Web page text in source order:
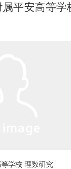
属平安高等
学校 理数研究